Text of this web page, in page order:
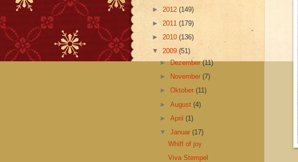
► 2012 (149)
► 2011 (179)
► 2010 (136)
▼ 2009 (51)
►Dezember(11)
►
November(7)
►Oktober(11)
►August(4)
►April(1)
▼Januar(17)
Whiff of joy
Viva Stempel